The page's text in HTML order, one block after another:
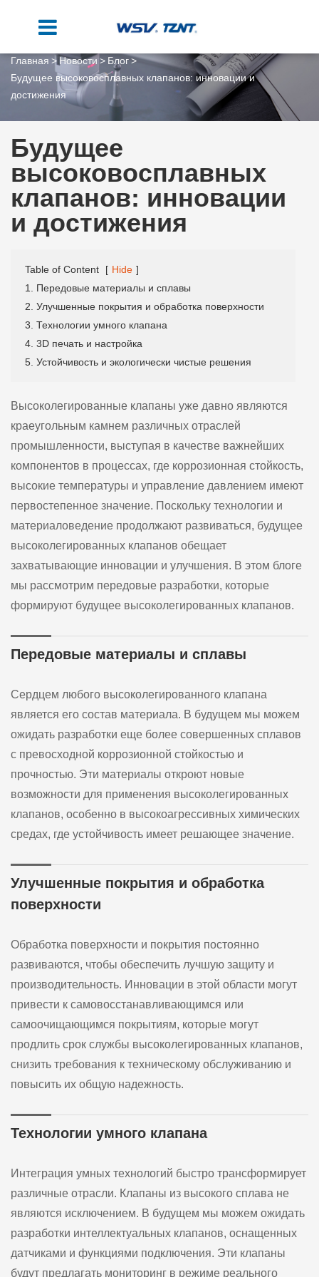
Главная Новости
Блог
Будущее высоковосплавных клапанов: инновации и
достижения
Будущее
высоковосплавных
клапанов: инновации
и достижения
Table of Content [ Hide ]
1. Передовые материалы и сплавы
2. Улучшенные покрытия и обработка поверхности
3. Технологии умного клапана
4. 3D печать и настройка
5. Устойчивость и экологически чистые решения
Высоколегированные клапаны уже давно являются
краеугольным камнем различных отраслей
промышленности, выступая в качестве важнейших
компонентов в процессах, где коррозионная стойкость,
высокие температуры и управление давлением имеют
первостепенное значение. Поскольку технологии и
материаловедение продолжают развиваться, будущее
высоколегированных клапанов обещает
захватывающие инновации и улучшения. В этом блоге
мы рассмотрим передовые разработки, которые
формируют будущее высоколегированных клапанов.
Передовые материалы и сплавы
Сердцем любого высоколегированного клапана
является его состав материала. В будущем мы можем
ожидать разработки еще более совершенных сплавов
с превосходной коррозионной стойкостью и
прочностью. Эти материалы откроют новые
возможности для применения высоколегированных
клапанов, особенно в высокоагрессивных химических
средах, где устойчивость имеет решающее значение.
Улучшенные покрытия и обработка
поверхности
Обработка поверхности и покрытия постоянно
развиваются, чтобы обеспечить лучшую защиту и
производительность. Инновации в этой области могут
привести к самовосстанавливающимся или
самоочищающимся покрытиям, которые могут
продлить срок службы высоколегированных клапанов,
снизить требования к техническому обслуживанию и
повысить их общую надежность.
Технологии умного клапана
Интеграция умных технологий быстро трансформирует
различные отрасли. Клапаны из высокого сплава не
являются исключением. В будущем мы можем ожидать
разработки интеллектуальных клапанов, оснащенных
датчиками и функциями подключения. Эти клапаны
будут предлагать мониторинг в режиме реального